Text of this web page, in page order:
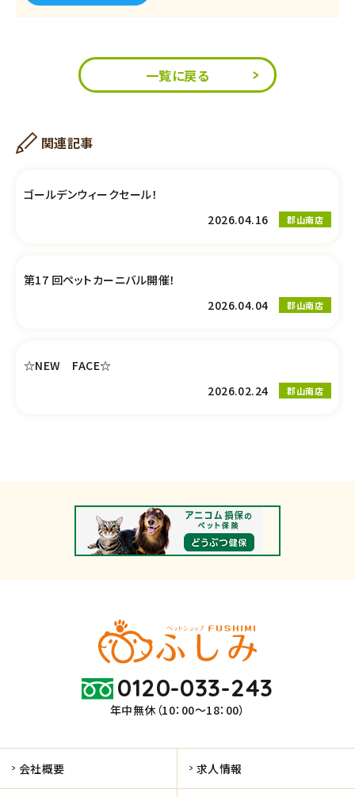
一覧に戻る
関連記事
ゴールデンウィークセール！
2026.04.16
郡山南店
第17 回ペットカーニバル開催！
2026.04.04
郡山南店
☆NEW FACE☆
2026.02.24
郡山南店
0120-033-243
年中無休（10：00～18：00）
会社概要 求人情報